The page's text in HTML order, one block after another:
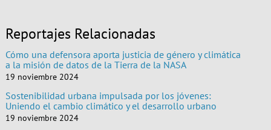
Reportajes Relacionadas
Cómo una defensora aporta justicia de género y climática
a la misión de datos de la Tierra de la NASA
19 noviembre 2024
Sostenibilidad urbana impulsada por los jóvenes:
Uniendo el cambio climático y el desarrollo urbano
19 noviembre 2024